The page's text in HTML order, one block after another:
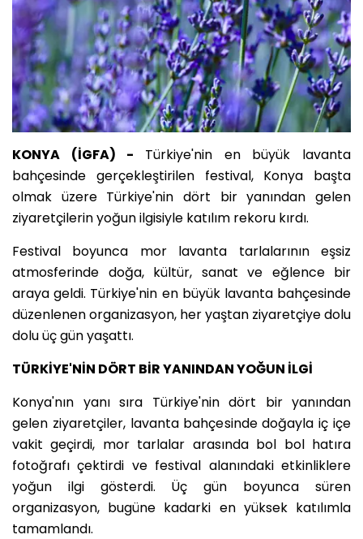
KONYA (İGFA) - Türkiye'nin en büyük lavanta
bahçesinde gerçekleştirilen festival, Konya başta
olmak üzere Türkiye'nin dört bir yanından gelen
ziyaretçilerin yoğun ilgisiyle katılım rekoru kırdı.
Festival boyunca mor lavanta tarlalarının eşsiz
atmosferinde doğa, kültür, sanat ve eğlence bir
araya geldi. Türkiye'nin en büyük lavanta bahçesinde
düzenlenen organizasyon, her yaştan ziyaretçiye dolu
dolu üç gün yaşattı.
TÜRKİYE'NİN DÖRT BİR YANINDAN YOĞUN İLGİ
Konya'nın yanı sıra Türkiye'nin dört bir yanından
gelen ziyaretçiler, lavanta bahçesinde doğayla iç içe
vakit geçirdi, mor tarlalar arasında bol bol hatıra
fotoğrafı çektirdi ve festival alanındaki etkinliklere
yoğun ilgi gösterdi. Üç gün boyunca süren
organizasyon, bugüne kadarki en yüksek katılımla
tamamlandı.